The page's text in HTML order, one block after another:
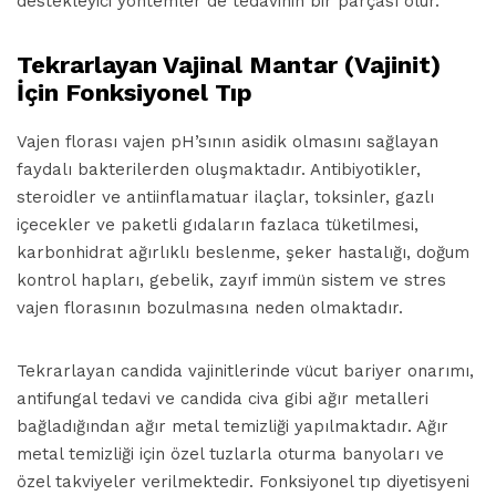
Tekrarlayan Vajinal Mantar (Vajinit)
İçin Fonksiyonel Tıp
Vajen florası vajen pH’sının asidik olmasını sağlayan
faydalı bakterilerden oluşmaktadır. Antibiyotikler,
steroidler ve antiinflamatuar ilaçlar, toksinler, gazlı
içecekler ve paketli gıdaların fazlaca tüketilmesi,
karbonhidrat ağırlıklı beslenme, şeker hastalığı, doğum
kontrol hapları, gebelik, zayıf immün sistem ve stres
vajen florasının bozulmasına neden olmaktadır.
Tekrarlayan candida vajinitlerinde vücut bariyer onarımı,
antifungal tedavi ve candida civa gibi ağır metalleri
bağladığından ağır metal temizliği yapılmaktadır. Ağır
metal temizliği için özel tuzlarla oturma banyoları ve
özel takviyeler verilmektedir. Fonksiyonel tıp diyetisyeni